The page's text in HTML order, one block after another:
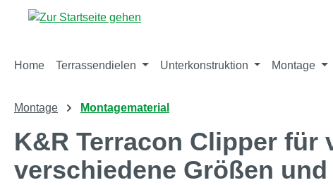
Hauptinhalt springen
Zur Suche springen
Zur Hauptnavigation springen
Home Terrassendielen Unterkonstruktion Montage
Montage Montagematerial
K&R Terracon Clipper für
verschiedene Größen